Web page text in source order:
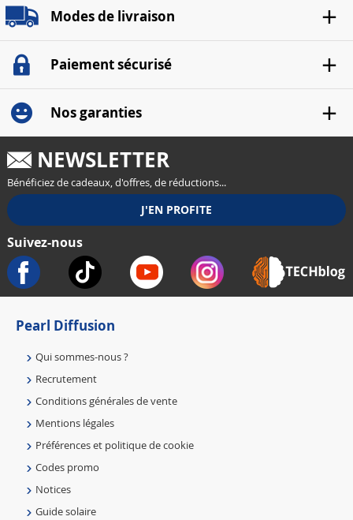
Modes de livraison
Paiement sécurisé
Nos garanties
NEWSLETTER
Bénéficiez de cadeaux, d'offres, de réductions...
Suivez-nous
Pearl Diffusion
Qui sommes-nous ?
Recrutement
Conditions générales de vente
Mentions légales
Préférences et politique de cookie
Codes promo
Notices
Guide solaire